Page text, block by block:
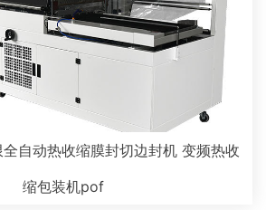
自动热收缩膜封切边封机 变频热收
缩包装机pof